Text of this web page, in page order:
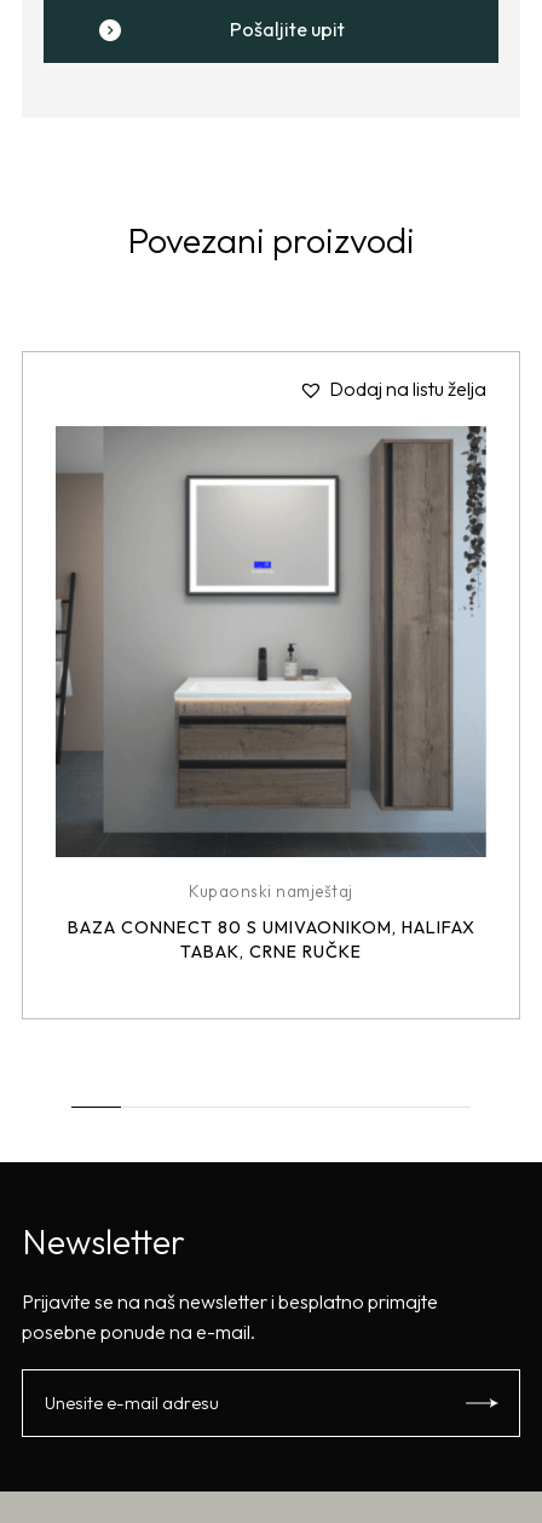
Pošaljite upit
Povezani proizvodi
Dodaj na listu želja
Kupaonski namještaj
BAZA CONNECT 80 S UMIVAONIKOM, HALIFAX
TABAK, CRNE RUČKE
Newsletter
Prijavite se na naš newsletter i besplatno primajte
posebne ponude na e-mail.